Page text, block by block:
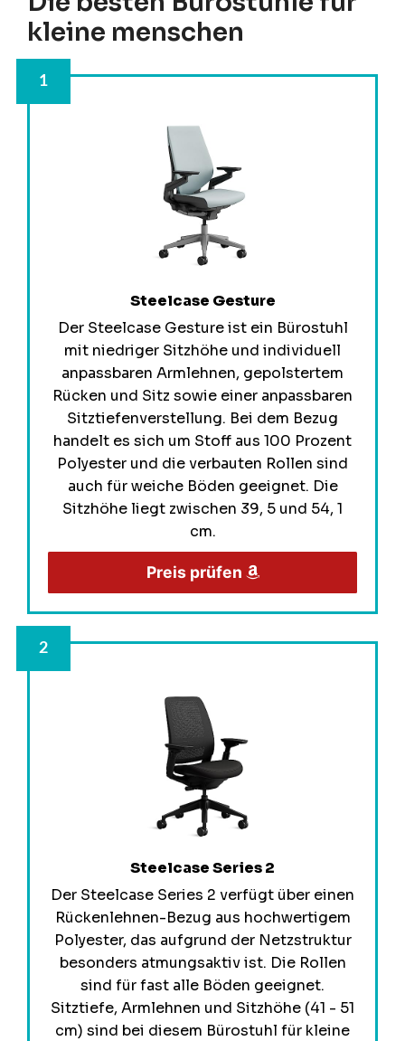
kleine menschen
Steelcase Gesture
Der Steelcase Gesture ist ein Bürostuhl
mit niedriger Sitzhöhe und individuell
anpassbaren Armlehnen, gepolstertem
Rücken und Sitz sowie einer anpassbaren
Sitztiefenverstellung. Bei dem Bezug
handelt es sich um Stoff aus 100 Prozent
Polyester und die verbauten Rollen sind
auch für weiche Böden geeignet. Die
Sitzhöhe liegt zwischen 39, 5 und 54, 1
cm.
Preis prüfen
Steelcase Series 2
Der Steelcase Series 2 verfügt über einen
Rückenlehnen-Bezug aus hochwertigem
Polyester, das aufgrund der Netzstruktur
besonders atmungsaktiv ist. Die Rollen
sind für fast alle Böden geeignet.
Sitztiefe, Armlehnen und Sitzhöhe (41 - 51
cm) sind bei diesem Bürostuhl für kleine